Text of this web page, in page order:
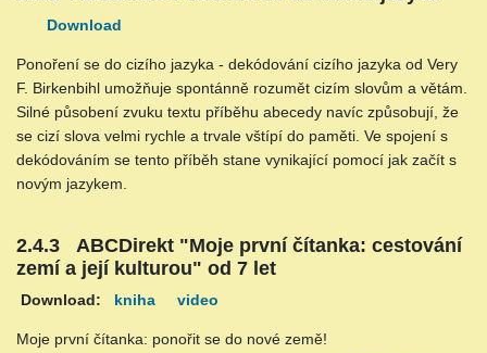
Download
Ponoření se do cizího jazyka - dekódování cizího jazyka od Very
F. Birkenbihl umožňuje spontánně rozumět cizím slovům a větám.
Silné působení zvuku textu příběhu abecedy navíc způsobují, že
se cizí slova velmi rychle a trvale vštípí do paměti. Ve spojení s
dekódováním se tento příběh stane vynikající pomocí jak začít s
novým jazykem.
2.4.3 ABCDirekt "Moje první čítanka: cestování
zemí a její kulturou" od 7 let
Download: kniha video
Moje první čítanka: ponořit se do nové země!